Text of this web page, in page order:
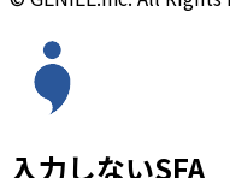
入力しないSFA